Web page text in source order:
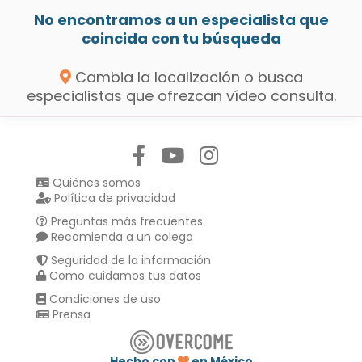
No encontramos a un especialista que
coincida con tu búsqueda
Cambia la localización o busca
especialistas que ofrezcan vídeo consulta.
Quiénes somos
Política de privacidad
Preguntas más frecuentes
Recomienda a un colega
Seguridad de la información
Como cuidamos tus datos
Condiciones de uso
Prensa